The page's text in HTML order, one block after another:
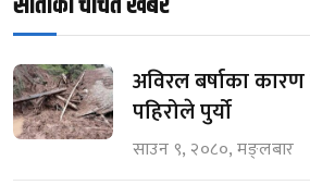
अविरल बर्षाका
पहिरोले पुर्यो
साउन ९, २०८०, मङ्लबार